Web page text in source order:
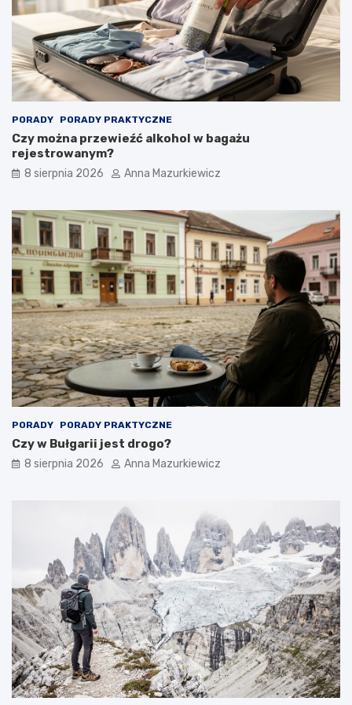
t
o
i
a
n
a
y
c
i
ą
i
ę
c
i
e
r
ę
k
i
m
PORADY PORADY PRAKTYCZNE
Czy można przewieźć alkohol w bagażu
rejestrowanym?
8 sierpnia 2026 Anna Mazurkiewicz
PORADY PORADY PRAKTYCZNE
Czy w Bułgarii jest drogo?
8 sierpnia 2026 Anna Mazurkiewicz